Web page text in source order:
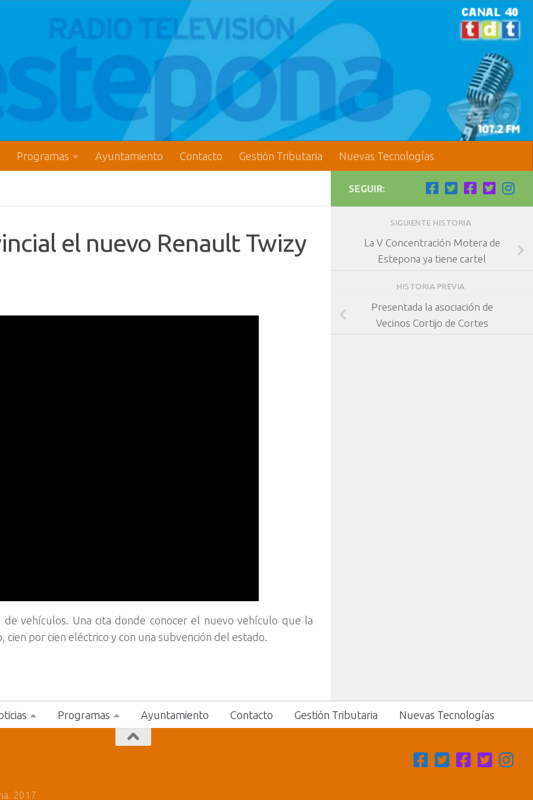
Programas Ayuntamiento Contacto Gestión Tributaria Nuevas Tecnologías
el nuevo Renault Twizy
vehículos. Una cita donde conocer el nuevo vehículo que la
cien por cien eléctrico y con una subvención del estado.
SEGUIR:
SIGUIENTE HISTORIA
La V Concentración Motera de
Estepona ya tiene cartel
HISTORIA PREVIA
Presentada la asociación de
Vecinos Cortijo de Cortes
Programas Ayuntamiento Contacto Gestión Tributaria Nuevas Tecnologías
2017